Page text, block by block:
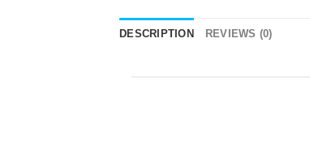
DESCRIPTION REVIEWS (0)